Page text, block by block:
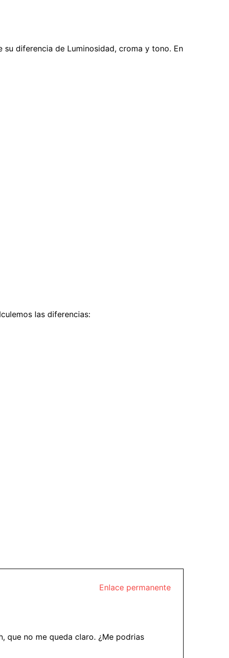
diferencia de Luminosidad, croma y tono. En
las diferencias:
Enlace permanente
que no me queda claro. ¿Me podrias